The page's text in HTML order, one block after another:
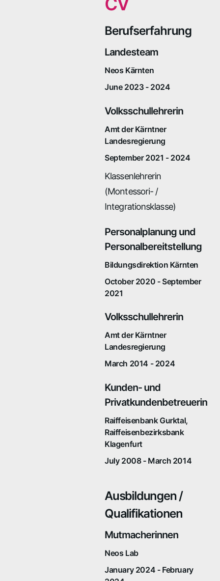
Berufserfahrung
Landesteam
Neos Kärnten
June 2023 - 2024
Volksschullehrerin
Amt der Kärntner
Landesregierung
September 2021 - 2024
Klassenlehrerin
(Montessori- /
Integrationsklasse)
Personalplanung und
Personalbereitstellung
Bildungsdirektion Kärnten
October 2020 - September
2021
Volksschullehrerin
Amt der Kärntner
Landesregierung
March 2014 - 2024
Kunden- und
Privatkundenbetreuerin
Raiffeisenbank Gurktal,
Raiffeisenbezirksbank
Klagenfurt
July 2008 - March 2014
Ausbildungen /
Qualifikationen
Mutmacherinnen
Neos Lab
January 2024 - February